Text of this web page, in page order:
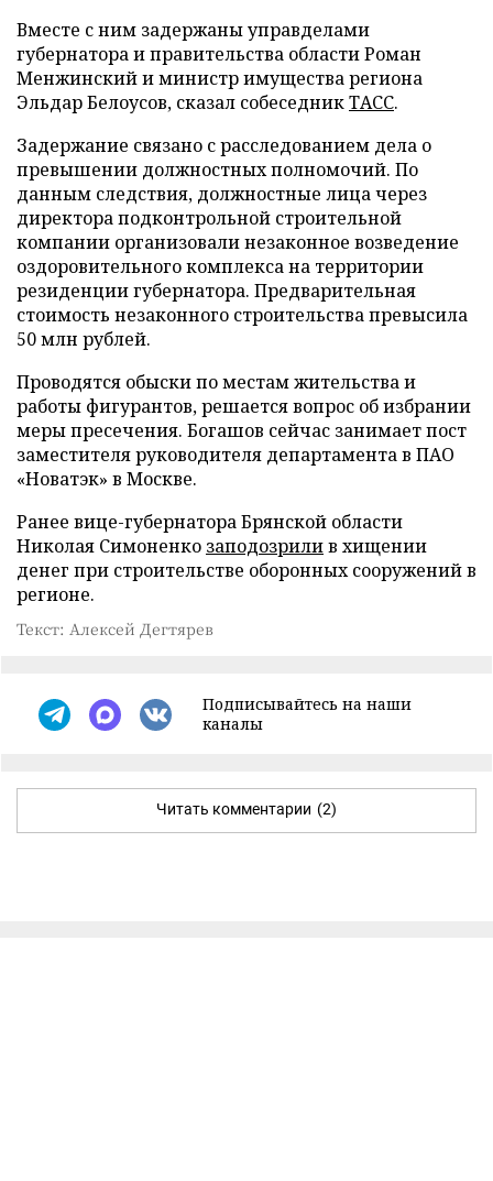
Вместе с ним задержаны управделами
губернатора и правительства области Роман
Менжинский и министр имущества региона
Эльдар Белоусов, сказал собеседникТАСС.
Задержание связано с расследованием дела о
превышении должностных полномочий. По
данным следствия, должностные лица через
директора подконтрольной строительной
компании организовали незаконное возведение
оздоровительного комплекса на территории
резиденции губернатора. Предварительная
стоимость незаконного строительства превысила
50 млн рублей.
Проводятся обыски по местам жительства и
работы фигурантов, решается вопрос об избрании
меры пресечения. Богашов сейчас занимает пост
заместителя руководителя департамента в ПАО
«Новатэк» в Москве.
Ранее вице-губернатора Брянской области
Николая Симоненко заподозрилив хищении
денег при строительстве оборонных сооружений в
регионе.
Текст: Алексей Дегтярев
Подписывайтесь на наши
каналы
Читать комментарии (2)